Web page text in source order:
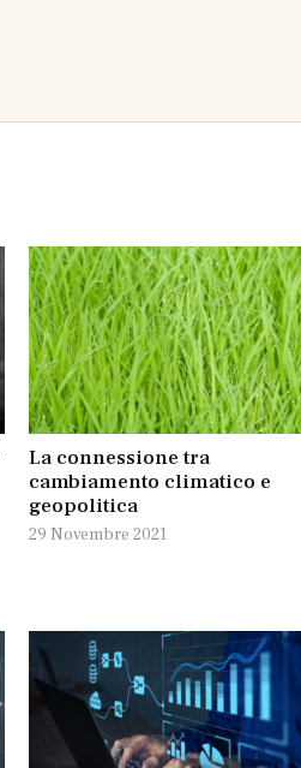
La connessione tra
cambiamento climatico e
geopolitica
29 Novembre 2021